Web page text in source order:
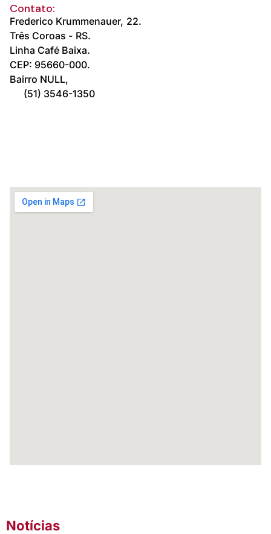
Contato:
Frederico Krummenauer, 22.
Três Coroas - RS.
Linha Café Baixa.
CEP: 95660-000.
Bairro NULL,
(51) 3546-1350
Notícias